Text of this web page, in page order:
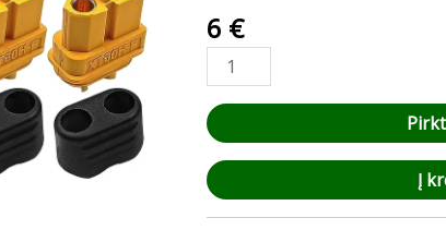
6 €
paauksuotas
varis
–
LiPo,
LiFePO₄,
Li-
Ion
baterijoms,
Į